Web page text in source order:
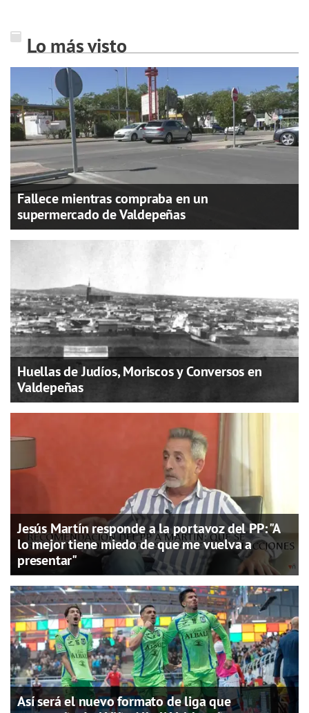
Lo más visto
Fallece mientras compraba en un
supermercado de Valdepeñas
Huellas de Judíos, Moriscos y Conversos en
Valdepeñas
Jesús Martín responde a la portavoz del PP: "A
lo mejor tiene miedo de que me vuelva a
presentar"
Así será el nuevo formato de liga que